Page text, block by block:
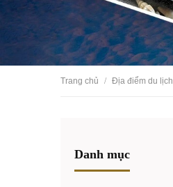
Trang chủ / Địa điểm du lịch
Danh mục